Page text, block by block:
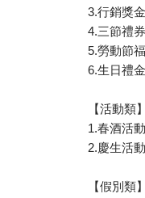
3.行銷獎金
4.三節禮
5.勞動節
6.生日禮金
【活動類】
1.春酒活動
2.慶生活動
【假別類】